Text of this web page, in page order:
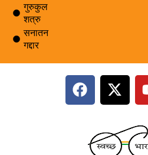
गुरुकुल
शत्रु
सनातन
गद्दार
F
a
c
X
-
t
w
i